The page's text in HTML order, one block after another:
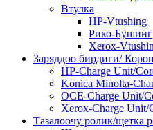
Втулка
HP-Vtushing
Рико-Бушинг
Xerox-
Заряддоо бирдиги/
HP-Charge Unit/
Konica Minolta-
OCE-Charge Unit/
Xerox-Charge Unit/
Тазалоочу ролик/щетка